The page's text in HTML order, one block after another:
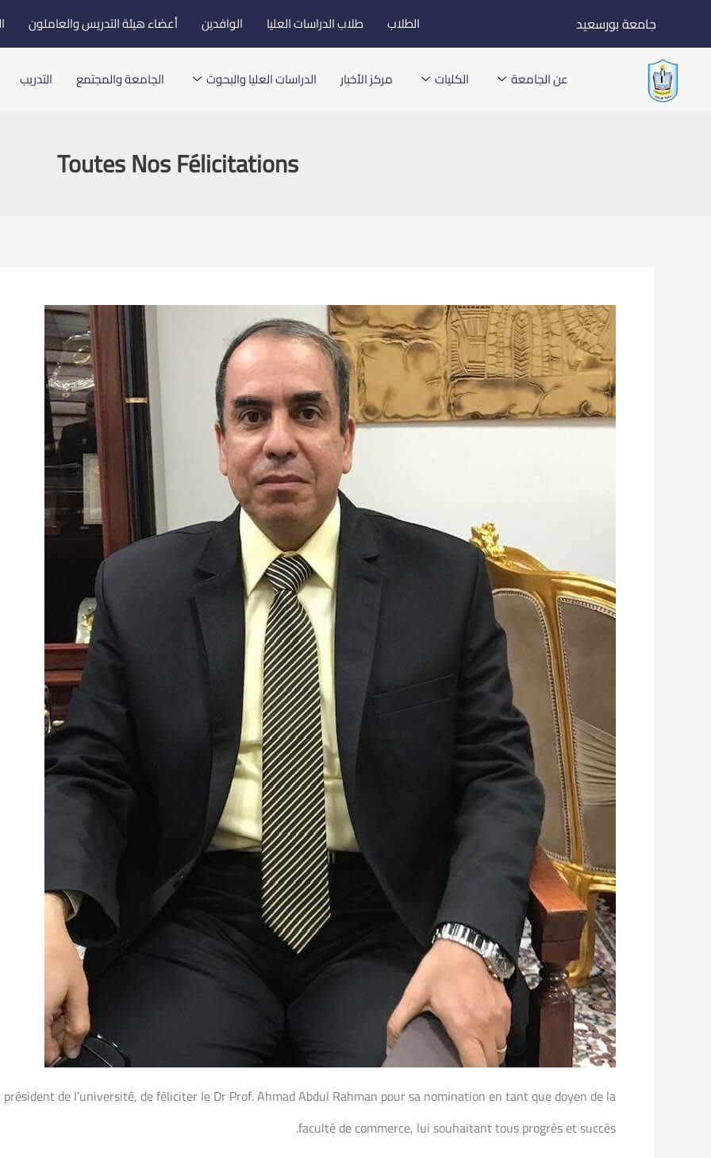
إلى
المحتوى
جامعة بورسعيد الطلاب طلاب الدراسات العليا الوافدين أعضاء هيئة التدريس والعاملون
عن الجامعة الكليات مركز الأخبار الدراسات العليا والبحوث الجامعة والمجتمع التدريب
Toutes Nos Félicitations
de l’université, de féliciter le Dr Prof. Ahmad Abdul Rahman pour sa nomination en tant que doyen de la
faculté de commerce, lui souhaitant tous progrès et succès.